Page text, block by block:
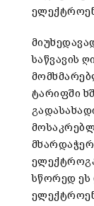
საწვავის
ტარიფში
სწორედ ეს